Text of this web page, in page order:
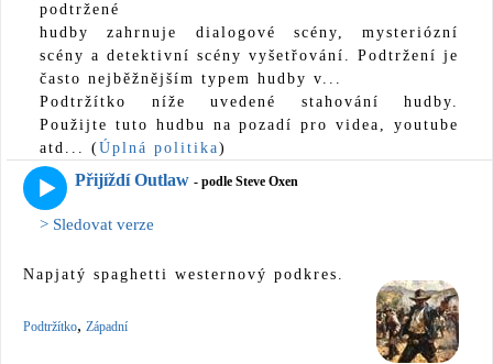
podtržené
hudby zahrnuje dialogové scény, mysteriózní
scény a detektivní scény vyšetřování. Podtržení je
často nejběžnějším typem hudby v...
Podtržítko níže uvedené stahování hudby.
Použijte tuto hudbu na pozadí pro videa, youtube
atd... (Úplná politika)
Přijíždí Outlaw - podle Steve Oxen
> Sledovat verze
Napjatý spaghetti westernový podkres.
Podtržítko, Západní